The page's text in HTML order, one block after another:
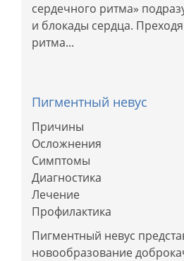
сердечного ритма»
и блокады сердца.
ритма...
Пигментный невус
Причины
Осложнения
Симптомы
Диагностика
Лечение
Профилактика
Пигментный невус
новообразование